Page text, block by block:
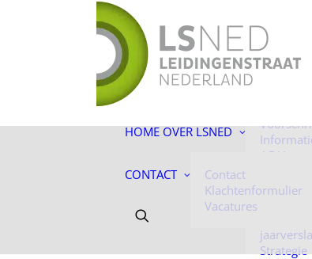
HOME OVER LSNED
De
ons!
AC-
Algemene
Strategie
CONTACT
Contact
Klachtenformulier
Vacatures